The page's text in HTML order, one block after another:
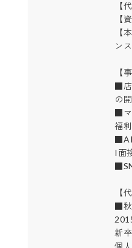
【
【
【
ン
【
■店
の
■マ
福
■AI
I面
【
■秋
新
個